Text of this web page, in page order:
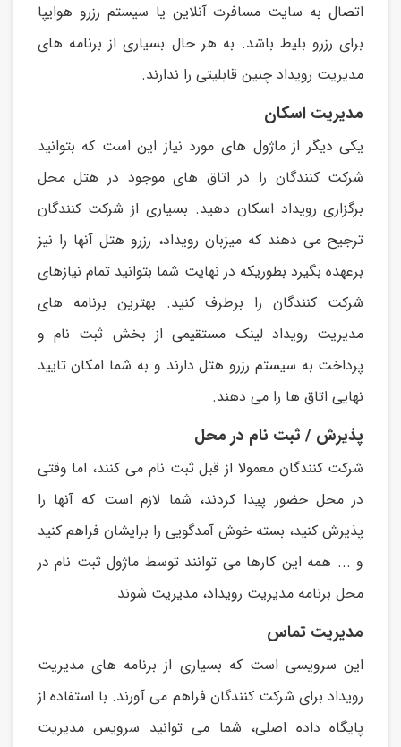
اتصال به سايت مسافرت آنلاين يا سیستم رزرو هوايپا
برای رزرو بلیط باشد. به هر حال بسیاری از برنامه های
مديريت رويداد چنین قابلیتی را ندارند.
مدیریت اسکان
يکی ديگر از ماژول های مورد نیاز اين است که بتوانید
شرکت کنندگان را در اتاق های موجود در هتل محل
برگزاری رويداد اسکان دهید. بسیاری از شرکت کنندگان
ترجیح می دهند که میزبان رويداد، رزرو هتل آنها را نیز
برعهده بگیرد بطوريکه در نهايت شما بتوانید تمام نیازهای
شرکت کنندگان را برطرف کنید. بهترين برنامه های
مديريت رويداد لینک مستقیمی از بخش ثبت نام و
پرداخت به سیستم رزرو هتل دارند و به شما امکان تايید
نهايی اتاق ها را می دهند.
پذیرش / ثبت نام در محل
شرکت کنندگان معمولا از قبل ثبت نام می کنند، اما وقتی
در محل حضور پیدا کردند، شما لازم است که آنها را
پذيرش کنید، بسته خوش آمدگويی را برايشان فراهم کنید
و ... همه اين کارها می توانند توسط ماژول ثبت نام در
محل برنامه مديريت رويداد، مديريت شوند.
مدیریت تماس
اين سرويسی است که بسیاری از برنامه های مديريت
رويداد برای شرکت کنندگان فراهم می آورند. با استفاده از
پايگاه داده اصلی، شما می توانید سرويس مديريت